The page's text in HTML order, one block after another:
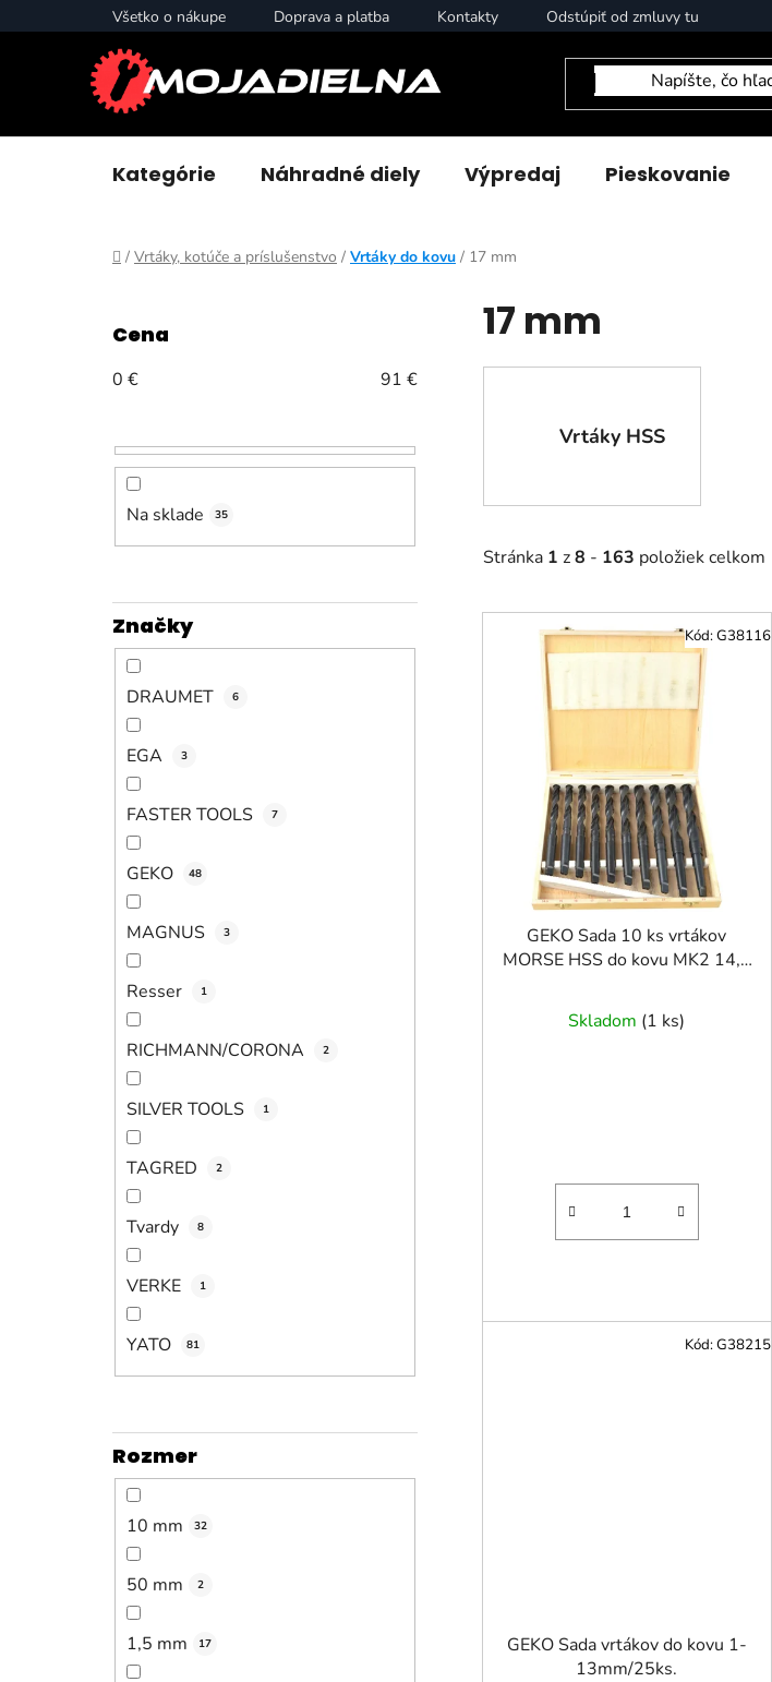
na
Všetko o nákupe Doprava a platba Kontakty Odstúpiť od zmluvy tu
Kategórie Náhradné diely Výpredaj Pieskovanie
Domov
/ Vrtáky, kotúče a príslušenstvo / Vrtáky do kovu / 17 mm
Cena
0 € 91 €
Na sklade 35
Značky
DRAUMET 6
EGA 3
FASTER TOOLS 7
GEKO 48
MAGNUS 3
Resser 1
RICHMANN/CORONA 2
SILVER TOOLS 1
TAGRED 2
Tvardy 8
VERKE 1
YATO 81
Rozmer
10 mm 32
50 mm 2
1,5 mm 17
17 mm
Vrtáky HSS
Stránka 1 z8 - 163 položiek celkom
V
GEKO Sada 10 ks vrtákov
MORSE HSS do kovu MK2 14,5
Skladom (1 ks)
Kód:G38116
GEKO Sada vrtákov do kovu 1-
13mm/25ks.
Kód:G38215